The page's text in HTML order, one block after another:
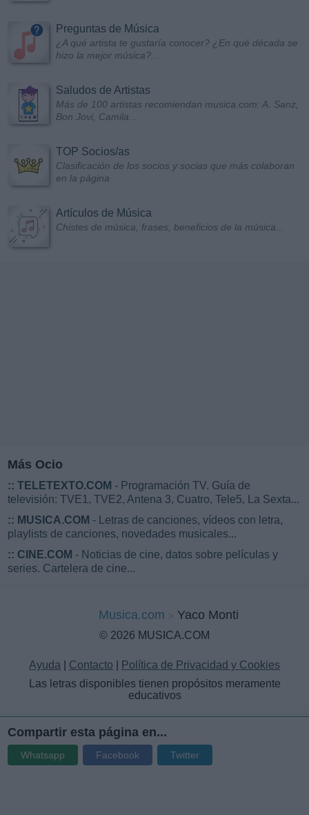
Preguntas de Música
¿A qué artista te gustaría conocer? ¿En qué década se
hizo la mejor música?...
Saludos de Artistas
Más de 100 artistas recomiendan musica.com: A. Sanz,
Bon Jovi, Camila...
TOP Socios/as
Clasificación de los socios y socias que más colaboran
en la página
Artículos de Música
Chistes de música, frases, beneficios de la música...
Más Ocio
:: TELETEXTO.COM - Programación TV. Guía de
televisión: TVE1, TVE2, Antena 3, Cuatro, Tele5, La Sexta...
:: MUSICA.COM - Letras de canciones, vídeos con letra,
playlists de canciones, novedades musicales...
:: CINE.COM - Noticias de cine, datos sobre películas y
series. Cartelera de cine...
Musica.com Yaco Monti
© 2026 MUSICA.COM
Ayuda Contacto
Política de Privacidad y Cookies
Las letras disponibles tienen propósitos meramente
educativos
Compartir esta página en...
Whatsapp Facebook Twitter